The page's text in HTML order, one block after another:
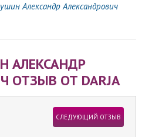
Александр Александрович
АЛЕКСАНДР
ОТЗЫВ ОТ DARJA
СЛЕДУЮЩИЙ ОТЗЫВ